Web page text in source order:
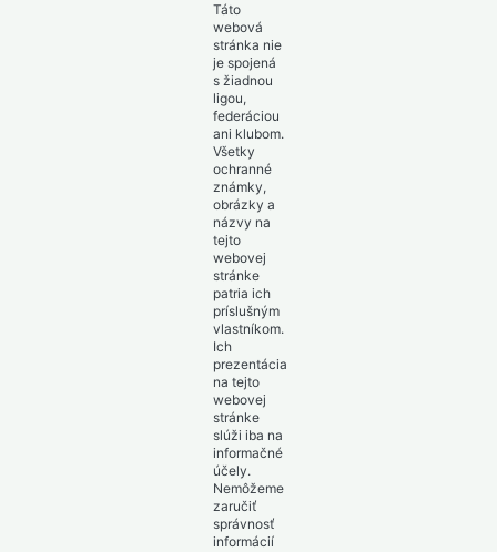
Táto
webová
stránka nie
je spojená
s žiadnou
ligou,
federáciou
ani klubom.
Všetky
ochranné
známky,
obrázky a
názvy na
tejto
webovej
stránke
patria ich
príslušným
vlastníkom.
Ich
prezentácia
na tejto
webovej
stránke
slúži iba na
informačné
účely.
Nemôžeme
zaručiť
správnosť
informácií